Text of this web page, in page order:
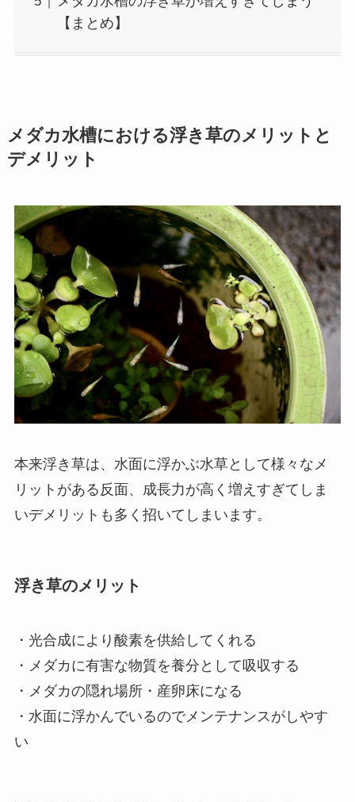
【まとめ】
メダカ水槽における浮き草のメリットと
デメリット
本来浮き草は、水面に浮かぶ水草として様々なメ
リットがある反面、成長力が高く増えすぎてしま
いデメリットも多く招いてしまいます。
浮き草のメリット
・光合成により酸素を供給してくれる
・ メダカに有害な物質を養分として吸収する
・メダカの隠れ場所・産卵床になる
・水面に浮かんでいるのでメンテナンスがしやす
い